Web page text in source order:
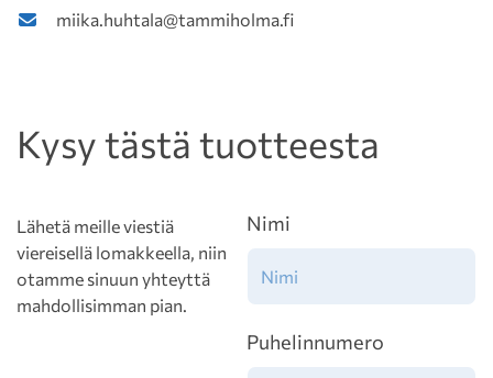
miika.huhtala@tammiholma.fi
Kysy tästä tuotteesta
Lähetä meille viestiä
viereisellä lomakkeella, niin
otamme sinuun yhteyttä
mahdollisimman pian.
Nimi
Puhelinnumero